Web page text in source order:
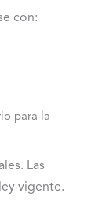
con:
para la
Las
vigente.